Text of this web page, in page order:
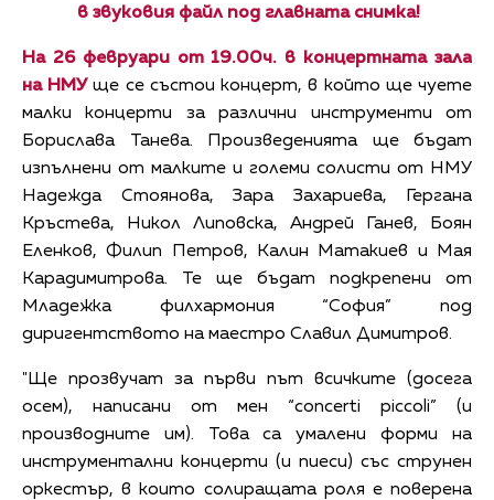
в звуковия файл под главната снимка!
На 26 февруари от 19.00ч. в концертната зала
на НМУще се състои концерт, в който ще чуете
малки концерти за различни инструменти от
Борислава Танева. Произведенията ще бъдат
изпълнени от малките и големи солисти от НМУ
Надежда Стоянова, Зара Захариева, Гергана
Кръстева, Никол Липовска, Андрей Ганев, Боян
Еленков, Филип Петров, Калин Матакиев и Мая
Карадимитрова. Те ще бъдат подкрепени от
Младежка филхармония “София” под
диригентството на маестро Славил Димитров.
"Ще прозвучат за първи път всичките (досега
осем), написани от мен “concerti piccoli” (и
производните им). Това са умалени форми на
инструментални концерти (и пиеси) със струнен
оркестър, в които солиращата роля е поверена